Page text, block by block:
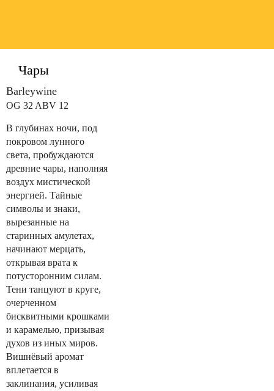
Чары
Barleywine
OG 32 ABV 12
В глубинах ночи, под
покровом лунного
света, пробуждаются
древние чары, наполняя
воздух мистической
энергией. Тайные
символы и знаки,
вырезанные на
старинных амулетах,
начинают мерцать,
открывая врата к
потусторонним силам.
Тени танцуют в круге,
очерченном
бисквитными крошками
и карамелью, призывая
духов из иных миров.
Вишнёвый аромат
вплетается в
заклинания, усиливая